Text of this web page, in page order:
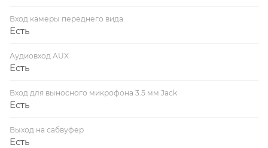
Вход камеры переднего вида
Есть
Аудиовход AUX
Есть
Вход для выносного микрофона 3.5 мм Jack
Есть
Выход на сабвуфер
Есть